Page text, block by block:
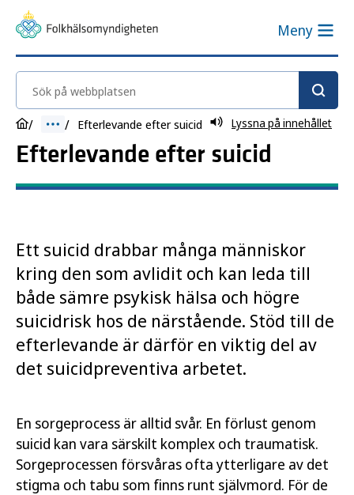
Meny
Sök på webbplatsen
Efterlevande efter suicid Lyssna på innehållet
Efterlevande efter suicid
Ett suicid drabbar många människor
kring den som avlidit och kan leda till
både sämre psykisk hälsa och högre
suicidrisk hos de närstående. Stöd till de
efterlevande är därför en viktig del av
det suicidpreventiva arbetet.
En sorgeprocess är alltid svår. En förlust genom
suicid kan vara särskilt komplex och traumatisk.
Sorgeprocessen försvåras ofta ytterligare av det
stigma och tabu som finns runt självmord. För de